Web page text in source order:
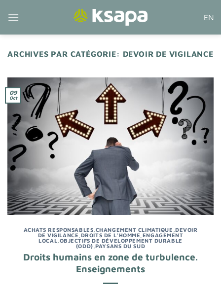
EN
ARCHIVES PAR CATÉGORIE: DEVOIR DE VIGILANCE
09
Oct
ACHATS RESPONSABLES CHANGEMENT CLIMATIQUE ,DEVOIR
DE VIGILANCE DROITS DE L'HOMME ENGAGEMENT
LOCAL OBJECTIFS DE DÉVELOPPEMENT DURABLE
(ODD) ,PAYSANS DU SUD
Droits humains en zone de turbulence.
Enseignements